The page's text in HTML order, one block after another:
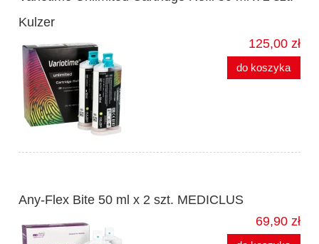
Kulzer
125,00 zł
do koszyka
Any-Flex Bite 50 ml x 2 szt. MEDICLUS
69,90 zł